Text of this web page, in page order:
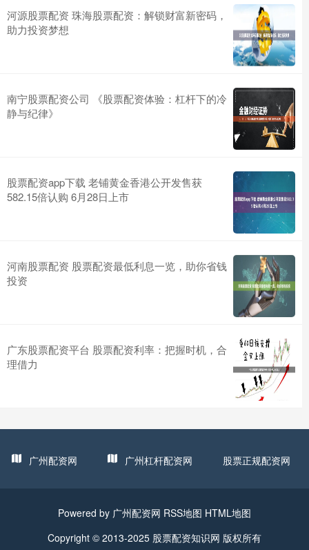
河源股票配资 珠海股票配资：解锁财富新密码，
助力投资梦想
南宁股票配资公司 《股票配资体验：杠杆下的冷
静与纪律》
股票配资app下载 老铺黄金香港公开发售获
582.15倍认购 6月28日上市
河南股票配资 股票配资最低利息一览，助你省钱
投资
广东股票配资平台 股票配资利率：把握时机，合
理借力
广州配资网 广州杠杆配资网 股票正规配资网
Powered by 广州配资网 RSS地图 HTML地图
Copyright © 2013-2025 股票配资知识网 版权所有